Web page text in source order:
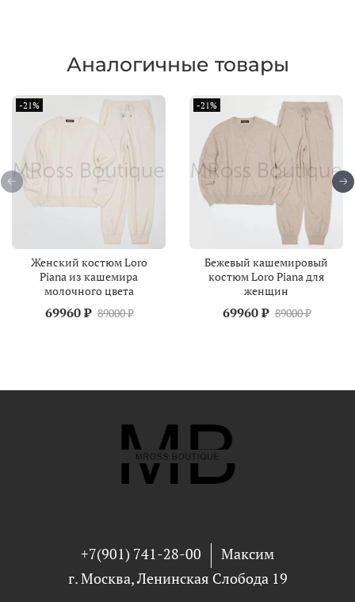
Аналогичные товары
-21%
Женский костюм Loro
Piana из кашемира
молочного цвета
69960 ₽ 89000 ₽
-21%
Бежевый кашемировый
костюм Loro Piana для
женщин
69960 ₽ 89000 ₽
+7(901) 741-28-00
Максим
г. Москва, Ленинская Слобода 19